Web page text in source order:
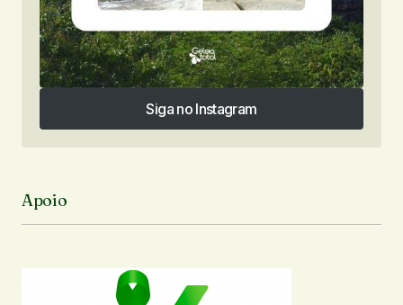
Siga no Instagram
Siga no Instagram
Apoio